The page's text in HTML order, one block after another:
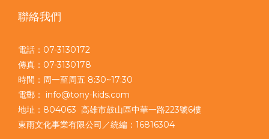
聯絡我們
電話：07-3130172
傳真：07-3130178
時間：周一至周五 8:30~17:30
電郵： info@tony-kids.com
地址：804063 高雄市鼓山區中華一路223號6樓
東雨文化事業有限公司／統編：16816304